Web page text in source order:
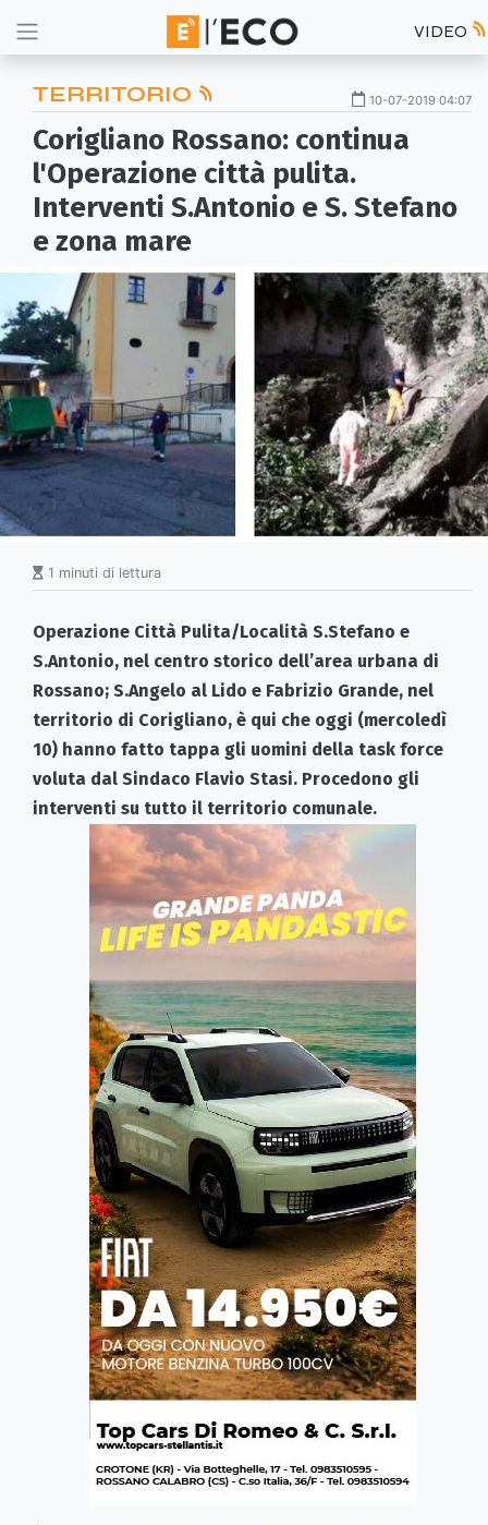
VIDEO
TERRITORIO 10-07-2019 04:07
Corigliano Rossano: continua
l'Operazione città pulita.
Interventi S.Antonio e S. Stefano
e zona mare
1 minuti di lettura
Operazione Città Pulita/Località S.Stefano e
S.Antonio, nel centro storico dell’area urbana di
Rossano; S.Angelo al Lido e Fabrizio Grande, nel
territorio di Corigliano, è qui che oggi (mercoledì
10) hanno fatto tappa gli uomini della task force
voluta dal Sindaco Flavio Stasi. Procedono gli
interventi su tutto il territorio comunale.